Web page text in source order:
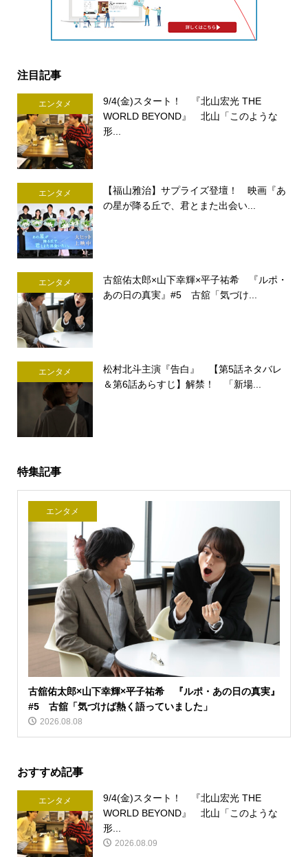
注目記事
エンタメ
9/4(金)スタート！ 『北山宏光 THE
WORLD BEYOND』 北山「このような
形...
エンタメ
【福山雅治】サプライズ登壇！ 映画『あ
の星が降る丘で、君とまた出会い...
エンタメ
古舘佑太郎×山下幸輝×平子祐希 『ルポ・
あの日の真実』#5 古舘「気づけ...
エンタメ
松村北斗主演『告白』 【第5話ネタバレ
＆第6話あらすじ】解禁！ 「新場...
特集記事
エンタメ
古舘佑太郎×山下幸輝×平子祐希 『ルポ・あの日の真実』
#5 古舘「気づけば熱く語っていました」
2026.08.08
おすすめ記事
エンタメ
9/4(金)スタート！ 『北山宏光 THE
WORLD BEYOND』 北山「このような
形...
2026.08.09